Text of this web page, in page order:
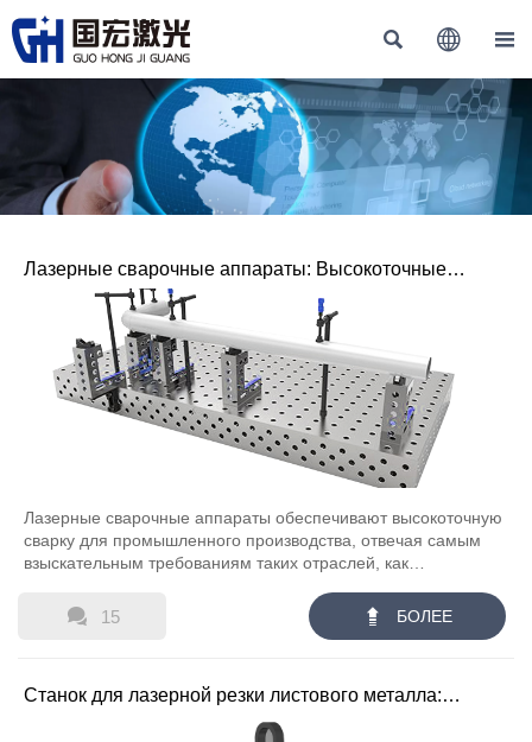
  
Лазерные сварочные аппараты: Высокоточные
решения для промышленного производства
Лазерные сварочные аппараты обеспечивают высокоточную
сварку для промышленного производства, отвечая самым
взыскательным требованиям таких отраслей, как
 15  БОЛЕЕ
Станок для лазерной резки листового металла:
Эффективные решения для резки металла